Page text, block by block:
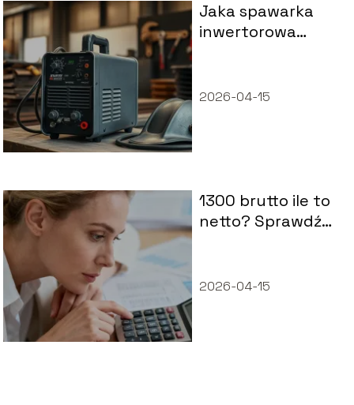
Jaka spawarka
inwertorowa
2026-04-15
1300 brutto ile to
netto? Sprawdź
2026-04-15